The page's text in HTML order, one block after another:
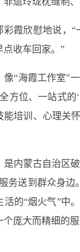
彩霞欣慰地说，
收车回家。”
像“海霞工作室”
方位、一站式
能培训、心理关
内蒙古自治区
务送到群众身
的“烟火气”中
庞大而精细的